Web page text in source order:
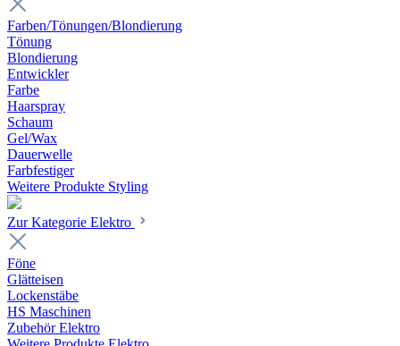
Farben/Tönungen/Blondierung
Tönung
Blondierung
Entwickler
Farbe
Haarspray
Schaum
Gel/Wax
Dauerwelle
Farbfestiger
Weitere Produkte Styling
Zur Kategorie Elektro
Föne
Glätteisen
Lockenstäbe
HS Maschinen
Zubehör Elektro